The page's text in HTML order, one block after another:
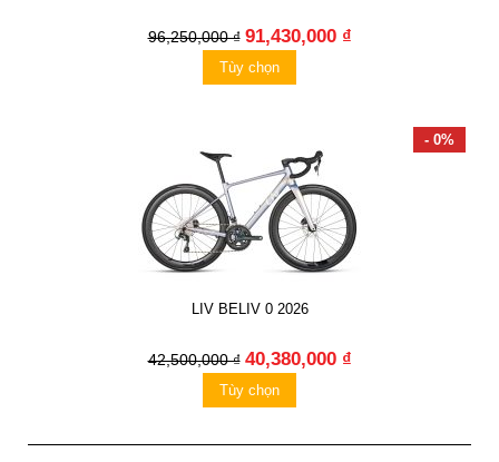
96,250,000 ₫ 91,430,000 ₫
Tùy chọn
- 0%
LIV BELIV 0 2026
42,500,000 ₫ 40,380,000 ₫
Tùy chọn